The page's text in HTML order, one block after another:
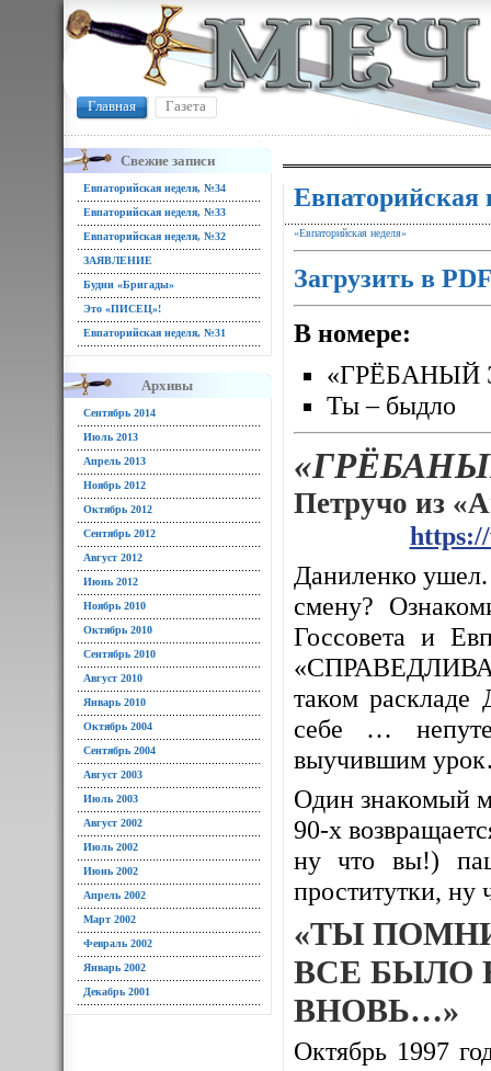
Главная Газета
Свежие записи
Евпаторийская неделя, №34
Евпаторийская неделя, №33
Евпаторийская неделя, №32
ЗАЯВЛЕНИЕ
Будни «Бригады»
Это «ПИСЕЦ»!
Евпаторийская неделя, №31
Архивы
Сентябрь 2014
Июль 2013
Апрель 2013
Ноябрь 2012
Октябрь 2012
Сентябрь 2012
Август 2012
Июнь 2012
Ноябрь 2010
Октябрь 2010
Сентябрь 2010
Август 2010
Январь 2010
Октябрь 2004
Сентябрь 2004
Август 2003
Июль 2003
Август 2002
Июль 2002
Июнь 2002
Апрель 2002
Март 2002
Февраль 2002
Январь 2002
Декабрь 2001
Евпаторийская
«Евпаторийская неделя»
Загрузить в
В номере:
«ГРЁБАНЫЙ
Ты – быдло
Петручо из
Даниленко
смену?
Госсовета и
таком раскладе
себе …
выучившим
Один знакомый
90-х
ну что вы!)
проститутки,
«ТЫ
ВСЕ БЫЛО
ВНОВЬ…»
Октябрь 1997